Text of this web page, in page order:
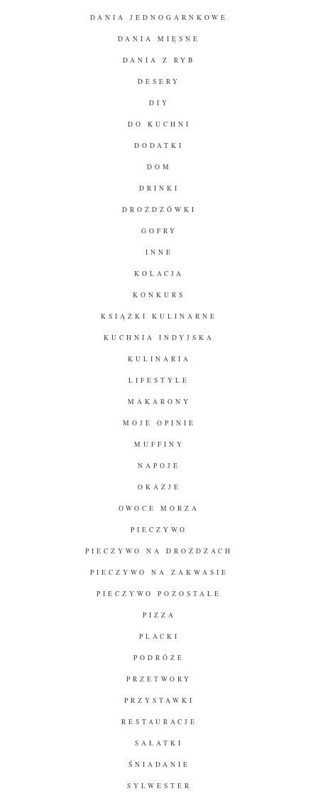
DANIA JEDNOGARNKOWE
DANIA MIĘSNE
DANIA Z RYB
DESERY
DIY
DO KUCHNI
DODATKI
DOM
DRINKI
DROŻDŻÓWKI
GOFRY
INNE
KOLACJA
KONKURS
KSIĄŻKI KULINARNE
KUCHNIA INDYJSKA
KULINARIA
LIFESTYLE
MAKARONY
MOJE OPINIE
MUFFINY
NAPOJE
OKAZJE
OWOCE MORZA
PIECZYWO
PIECZYWO NA DROŻDŻACH
PIECZYWO NA ZAKWASIE
PIECZYWO POZOSTAŁE
PIZZA
PLACKI
PODRÓŻE
PRZETWORY
PRZYSTAWKI
RESTAURACJE
SAŁATKI
ŚNIADANIE
SYLWESTER